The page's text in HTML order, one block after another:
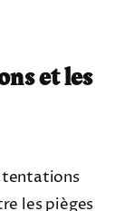
et les
tentations
les pièges